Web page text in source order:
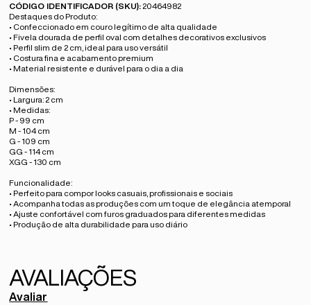
CÓDIGO IDENTIFICADOR (SKU): 20464982
Destaques do Produto:
• Confeccionado em couro legítimo de alta qualidade
• Fivela dourada de perfil oval com detalhes decorativos exclusivos
• Perfil slim de 2 cm, ideal para uso versátil
• Costura fina e acabamento premium
• Material resistente e durável para o dia a dia
Dimensões:
• Largura: 2 cm
• Medidas:
P - 99 cm
M - 104 cm
G - 109 cm
GG - 114 cm
XGG - 130 cm
Funcionalidade:
• Perfeito para compor looks casuais, profissionais e sociais
• Acompanha todas as produções com um toque de elegância atemporal
• Ajuste confortável com furos graduados para diferentes medidas
• Produção de alta durabilidade para uso diário
Avaliar